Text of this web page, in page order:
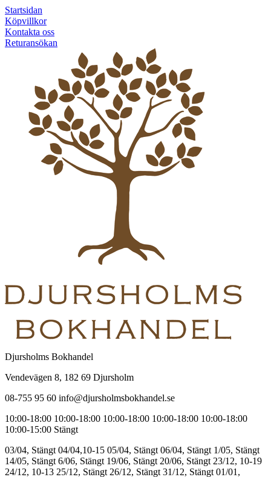
Startsidan
Köpvillkor
Kontakta oss
Returansökan
Djursholms Bokhandel
Vendevägen 8, 182 69 Djursholm
08-755 95 60 info@djursholmsbokhandel.se
10:00-18:00 10:00-18:00 10:00-18:00 10:00-18:00 10:00-18:00
10:00-15:00 Stängt
03/04, Stängt 04/04,10-15 05/04, Stängt 06/04, Stängt 1/05, Stängt
14/05, Stängt 6/06, Stängt 19/06, Stängt 20/06, Stängt 23/12, 10-19
24/12, 10-13 25/12, Stängt 26/12, Stängt 31/12, Stängt 01/01,